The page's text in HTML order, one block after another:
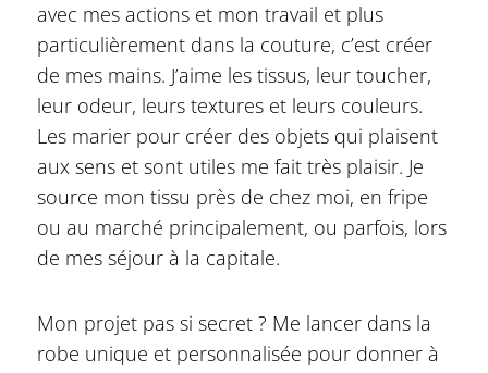
avec mes actions et mon travail et plus
particulièrement dans la couture, c’est créer
de mes mains. J’aime les tissus, leur toucher,
leur odeur, leurs textures et leurs couleurs.
Les marier pour créer des objets qui plaisent
aux sens et sont utiles me fait très plaisir. Je
source mon tissu près de chez moi, en fripe
ou au marché principalement, ou parfois, lors
de mes séjour à la capitale.
Mon projet pas si secret ? Me lancer dans la
robe unique et personnalisée pour donner à